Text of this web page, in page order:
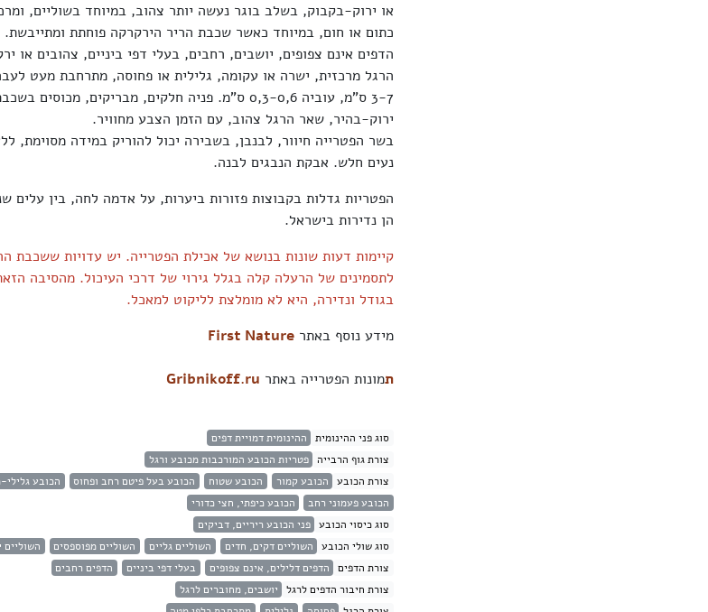
או ירוק-בקבוק, בשלב בוגר נעשה יותר צהוב, במיוחד בשוליים,
כתום או חום, במיוחד כאשר שכבת הריר הירקרקה פוחתת ומתייבשת.
הדפים אינם צפופים, יושבים, רחבים, בעלי דפי ביניים, צהובים או
הרגל מרכזית, ישרה או עקומה, גלילית או פחוסה, מתרחבת מעט
3-7 ס"מ, עוביה 0,3-0,6 ס"מ. פניה חלקים, מבריקים,
ירוק-בהיר, שאר הרגל צהוב, עם הזמן הצבע מחוויר.
בשר הפטרייה חיוור, לבנבן, בשבירה יכול להוריק במידה מסוימת,
נעים חלש. אבקת הנבגים לבנה.
הפטריות גדלות בקבוצות פזורות ביערות, על אדמה לחה, בין עלים
הן נדירות בישראל.
קיימות דעות שונות בנושא של אכילת הפטרייה. יש עדויות ששכבת
לתסמינים של הרעלה קלה בגלל גירוי של דרכי העיכול. מהסיבה
בגודל ונדירה, היא לא מומלצת לליקוט למאכל.
מידע נוסף באתר First Nature
תמונות הפטרייה באתר Gribnikoff.ru
סוג פני ההינומית
ההינומית דמויית דפים
צורת גוף הרבייה
פטריות הכובע המורכבות מכובע ורגל
צורת הכובע
הכובע קמור הכובע שטוח הכובע בעל פיטם רחב ופחוס הכובע
הכובע פעמוני רחב
הכובע כיפתי, חצי כדורי
סוג כיסוי הכובע פני הכובע ריריים, דביקים
סוג שולי הכובע
השוליים דקים, חדים השוליים גליים השוליים מפוספסים
צורת הדפים
הדפים דלילים, אינם צפופים בעלי דפי ביניים
הדפים רחבים
צורת חיבור הדפים לרגל
יושבים, מחוברים לרגל